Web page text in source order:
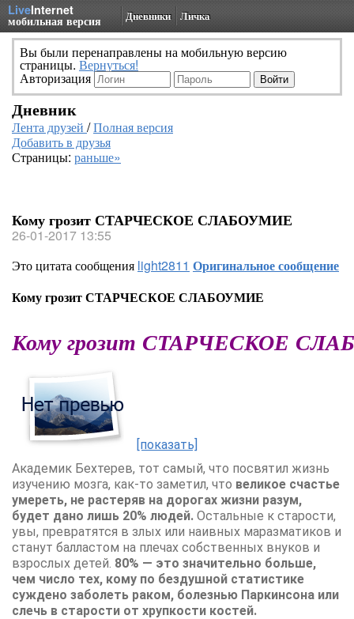
LiveInternet
мобильная версия Дневники Личка
Вы были перенаправлены на мобильную версию
страницы. Вернуться!
Авторизация
Дневник
Лента друзей /Полная версия
Добавить в друзья
Страницы: раньше»
Кому грозит СТАРЧЕСКОЕ СЛАБОУМИЕ
26-01-2017 13:55
Это цитата сообщения light2811 Оригинальное сообщение
Кому грозит СТАРЧЕСКОЕ СЛАБОУМИЕ
Кому грозит СТАРЧЕСКОЕ
[показать]
Академик Бехтерев, тот самый, что посвятил жизнь
изучению мозга, как-то заметил, что великое счастье
умереть, не растеряв на дорогах жизни разум,
будет дано лишь 20% людей. Остальные к старости,
увы, превратятся в злых или наивных маразматиков и
станут балластом на плечах собственных внуков и
взрослых детей. 80% — это значительно больше,
чем число тех, кому по бездушной статистике
суждено заболеть раком, болезнью Паркинсона или
слечь в старости от хрупкости костей.